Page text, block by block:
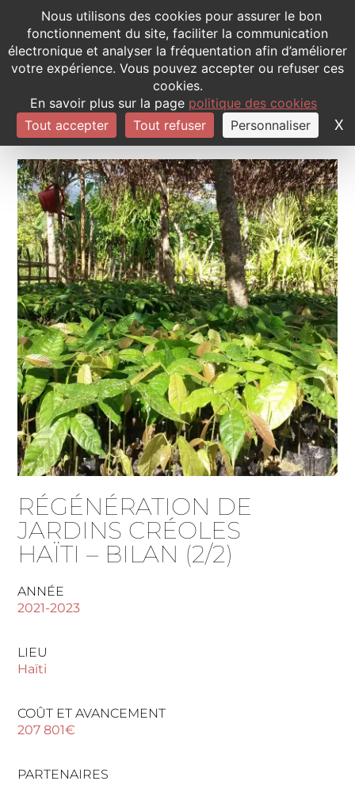
Panneau de gestion des cookies
Nous utilisons des cookies pour assurer le bon
fonctionnement du site, faciliter la communication
électronique et analyser la fréquentation afin d’améliorer
votre expérience. Vous pouvez accepter ou refuser ces
cookies.
En savoir plus sur la page politique des cookies
Tout accepter
Tout refuser Personnaliser X
RÉGÉNÉRATION DE
JARDINS CRÉOLES
HAÏTI – BILAN (2/2)
ANNÉE
2021-2023
LIEU
Haïti
COÛT ET AVANCEMENT
207 801€
PARTENAIRES